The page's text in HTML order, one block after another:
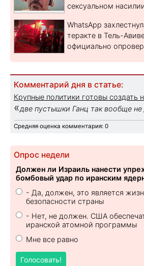
сексуальном
WhatsApp
теракте в Тель-
официально
Комментарий дня в статье:
Крупные политики готовы создать
«две пустышки Ганц так вообще не
Средняя оценка комментария: 0
Опрос недели
Должен ли Израиль нанести
бомбовый удар по иранским
- Да, должен, это является
безопасности страны
- Нет, не должен. США
иранской атомной программы
Мне все равно
Голосовать!